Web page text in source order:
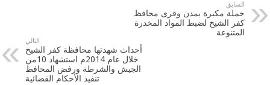
السابق
حملة مكبرة بمدن وقرى محافظ
كفر الشيخ لضبط المواد المخدرة
المتنوعة
التالي
أحداث شهدتها محافظة كفر الشيخ
خلال عام 2014م استشهاد 10من
الجيش والشرطة ورفض المحافظ
تنفيذ الأحكام القضائية